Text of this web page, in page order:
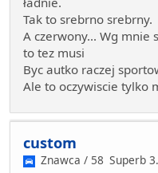
Tak to srebrno srebrny.
A czerwony... Wg mnie
to tez musi
Byc autko raczej
Ale to oczywiscie tylko
custom
Znawca / 58 Superb